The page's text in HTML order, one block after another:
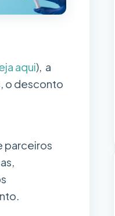
aqui), a
o desconto
parceiros